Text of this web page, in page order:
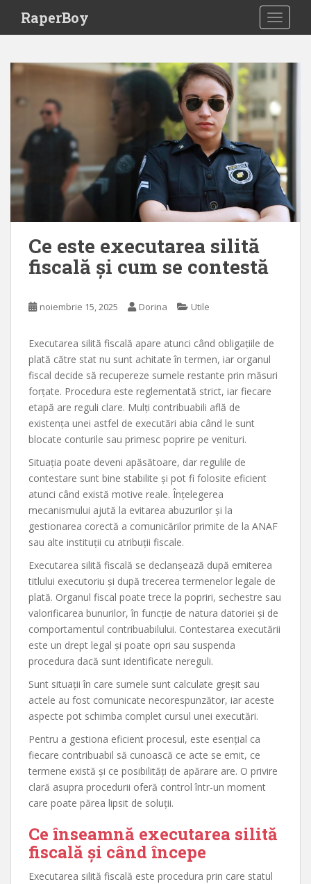
i
RaperBoy
Ce este executarea silită
fiscală și cum se contestă
noiembrie 15, 2025 Dorina Utile
Executarea silită fiscală apare atunci când obligațiile de
plată către stat nu sunt achitate în termen, iar organul
fiscal decide să recupereze sumele restante prin măsuri
forțate. Procedura este reglementată strict, iar fiecare
etapă are reguli clare. Mulți contribuabili află de
existența unei astfel de executări abia când le sunt
blocate conturile sau primesc poprire pe venituri.
Situația poate deveni apăsătoare, dar regulile de
contestare sunt bine stabilite și pot fi folosite eficient
atunci când există motive reale. Înțelegerea
mecanismului ajută la evitarea abuzurilor și la
gestionarea corectă a comunicărilor primite de la ANAF
sau alte instituții cu atribuții fiscale.
Executarea silită fiscală se declanșează după emiterea
titlului executoriu și după trecerea termenelor legale de
plată. Organul fiscal poate trece la popriri, sechestre sau
valorificarea bunurilor, în funcție de natura datoriei și de
comportamentul contribuabilului. Contestarea executării
este un drept legal și poate opri sau suspenda
procedura dacă sunt identificate nereguli.
Sunt situații în care sumele sunt calculate greșit sau
actele au fost comunicate necorespunzător, iar aceste
aspecte pot schimba complet cursul unei executări.
Pentru a gestiona eficient procesul, este esențial ca
fiecare contribuabil să cunoască ce acte se emit, ce
termene există și ce posibilități de apărare are. O privire
clară asupra procedurii oferă control într-un moment
care poate părea lipsit de soluții.
Ce înseamnă executarea silită
fiscală și când începe
Executarea silită fiscală este procedura prin care statul